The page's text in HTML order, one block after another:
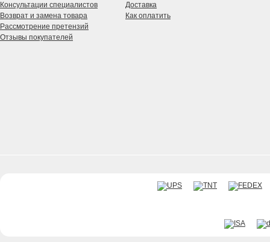
Консультации специалистов
Возврат и замена товара
Рассмотрение претензий
Отзывы покупателей
Доставка
Как оплатить